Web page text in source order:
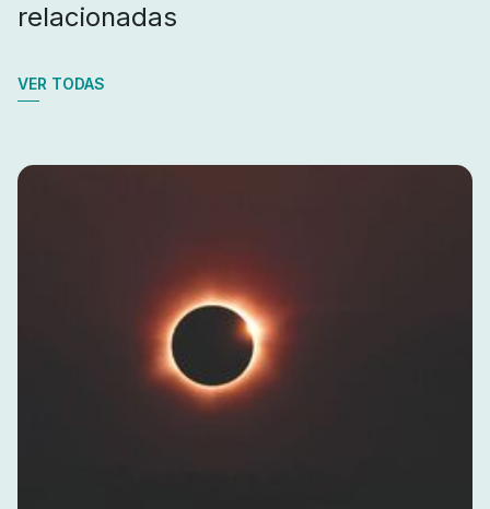
relacionadas
VER TODAS